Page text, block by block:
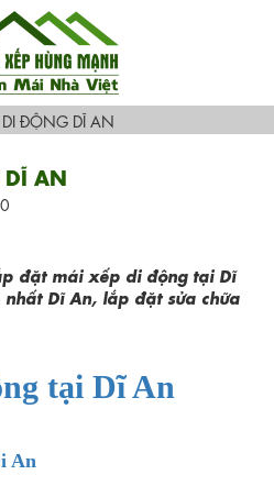
DI ĐỘNG DĨ AN
AN
đặt mái xếp di động tại Dĩ
Dĩ An, lắp đặt sửa chữa
tại Dĩ An
An